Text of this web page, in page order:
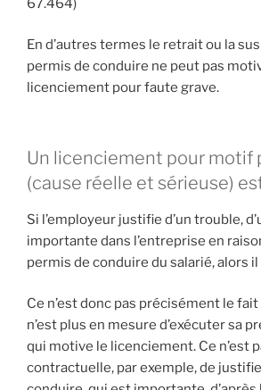
En d’autres termes le retrait ou la
permis de conduire ne peut pas
licenciement pour faute grave.
Un licenciement pour motif
(cause réelle et sérieuse)
Si l’employeur justifie d’un trouble,
importante dans l’entreprise en
permis de conduire du salarié, alors
Ce n’est donc pas précisément le
n’est plus en mesure d’exécuter sa
qui motive le licenciement. Ce n’est
contractuelle, par exemple, de